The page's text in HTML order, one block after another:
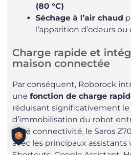
(80 °C)
Séchage à l’air chaud
l’apparition d’odeurs
Charge rapide et
maison connectée
Par conséquent, Roborock
une fonction de charge
réduisant significativement
d’immobilisation du robot
Côté connectivité, le Saros
avec les principaux assistants